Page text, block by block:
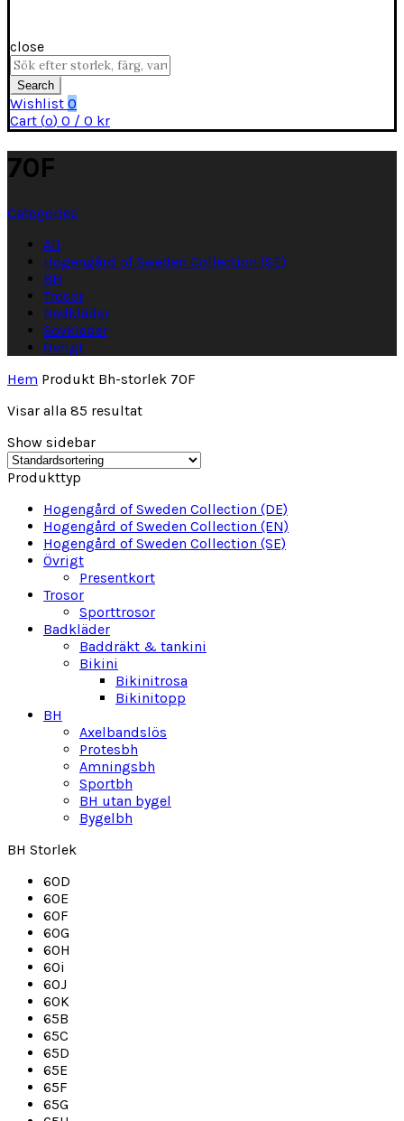
close
Search
for:
Search
Wishlist 0
Cart (o) 0 / 0 kr
70F
Categories
All
Hogengård of Sweden Collection (SE)
BH
Trosor
Badkläder
Sovkläder
Övrigt
Hem Produkt Bh-storlek 70F
Visar alla 85 resultat
Show sidebar
Produkttyp
Hogengård of Sweden Collection (DE)
Hogengård of Sweden Collection (EN)
Hogengård of Sweden Collection (SE)
Övrigt
Presentkort
Trosor
Sporttrosor
Badkläder
Baddräkt & tankini
Bikini
Bikinitrosa
Bikinitopp
BH
Axelbandslös
Protesbh
Amningsbh
Sportbh
BH utan bygel
Bygelbh
BH Storlek
60D
60E
60F
60G
60H
60i
60J
60K
65B
65C
65D
65E
65F
65G